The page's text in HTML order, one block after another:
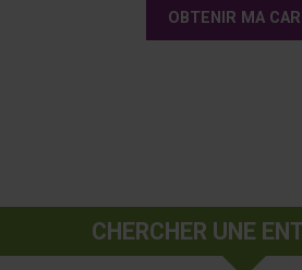
OBTENIR MA
CHERCHER UNE